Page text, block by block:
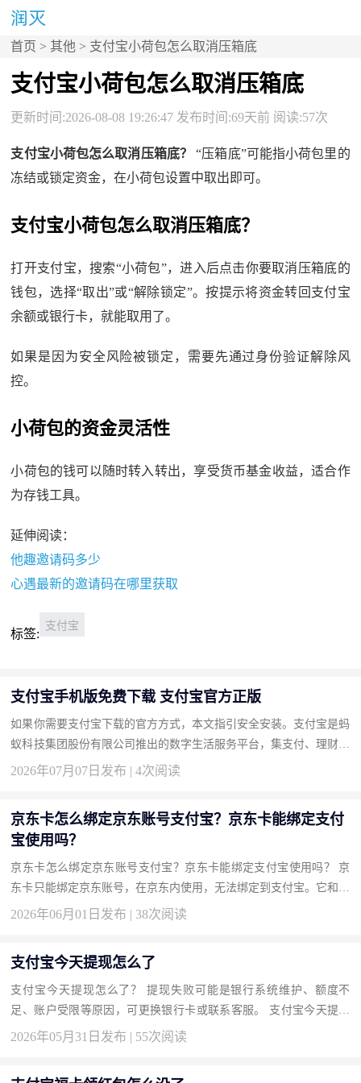
首页 > 其他 > 支付宝小荷包怎么取消压箱底
支付宝小荷包怎么取消压箱底
更新时间:2026-08-08 19:26:47 发布时间:69天前 阅读:57次
支付宝小荷包怎么取消压箱底？
“压箱底”可能指小荷包里的
冻结或锁定资金，在小荷包设置中取出即可。
支付宝小荷包怎么取消压箱底？
打开支付宝，搜索“小荷包”，进入后点击你要取消压箱底的
钱包，选择“取出”或“解除锁定”。按提示将资金转回支付宝
余额或银行卡，就能取用了。
如果是因为安全风险被锁定，需要先通过身份验证解除风
控。
小荷包的资金灵活性
小荷包的钱可以随时转入转出，享受货币基金收益，适合作
为存钱工具。
延伸阅读：
他趣邀请码多少
心遇最新的邀请码在哪里获取
标签:
支付宝
支付宝手机版免费下载 支付宝官方正版
如果你需要支付宝下载的官方方式，本文指引安全安装。支付宝是蚂
蚁科技集团股份有限公司推出的数字生活服务平台，集支付、理财、
保险和城市服务于一体。按此获取正版，开启安全便捷的数字生活...
2026年07月07日发布 | 4次阅读
京东卡怎么绑定京东账号支付宝？京东卡能绑定支付
宝使用吗？
京东卡怎么绑定京东账号支付宝？京东卡能绑定支付宝使用吗？ 京
东卡只能绑定京东账号，在京东内使用，无法绑定到支付宝。它和支
付宝是两个独立系统。要消费京东卡，必须通过京东App支付时选
2026年06月01日发布 | 38次阅读
支付宝今天提现怎么了
支付宝今天提现怎么了？ 提现失败可能是银行系统维护、额度不
足、账户受限等原因，可更换银行卡或联系客服。 支付宝今天提现
怎么了？ 先检查你的支付宝账户是否正常，有无限制提醒。查看银
2026年05月31日发布 | 55次阅读